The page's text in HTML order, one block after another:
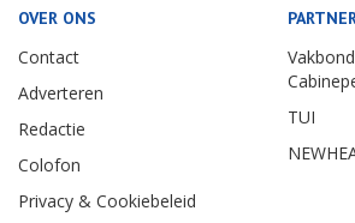
OVER ONS
Contact
Adverteren
Redactie
Colofon
Privacy & Cookiebeleid
TUI